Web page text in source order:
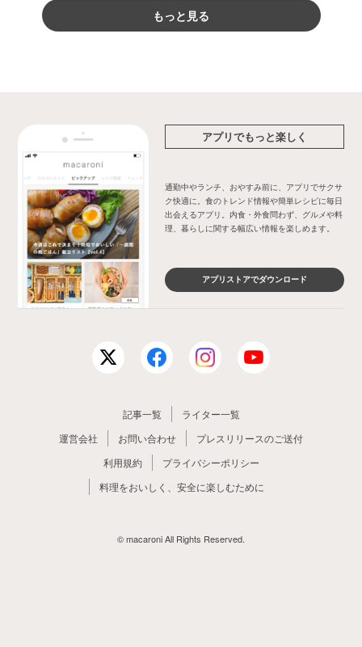
もっと見る
アプリでもっと楽しく
通勤中やランチ、おやすみ前に、アプリでサクサ
ク快適に。食のトレンド情報や簡単レシピに毎日
出会えるアプリ。内食・外食問わず、グルメや料
理、暮らしに関する幅広い情報を楽しめます。
アプリストアでダウンロード
記事一覧
ライター一覧
運営会社
お問い合わせ
プレスリリースのご送付
利用規約
プライバシーポリシー
料理をおいしく、安全に楽しむために
© macaroni All Rights Reserved.